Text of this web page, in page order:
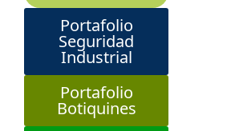
Portafolio
Seguridad
Industrial
Portafolio
Botiquines